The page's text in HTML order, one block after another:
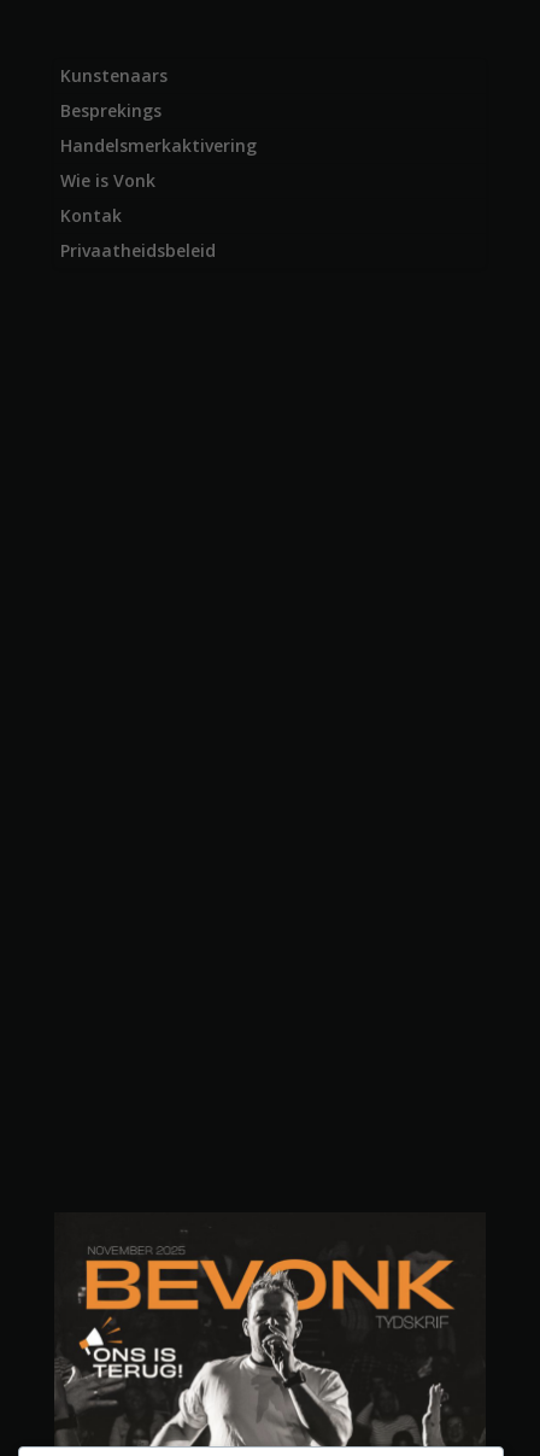
Kunstenaars
Besprekings
Handelsmerkaktivering
Wie is Vonk
Kontak
Privaatheidsbeleid